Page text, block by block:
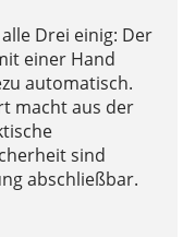
Drei einig: Der
einer Hand
automatisch.
macht aus der
sind
abschließbar.